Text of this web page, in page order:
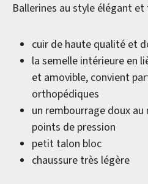
Ballerines au style élégant et
cuir de haute qualité et
la semelle intérieure en
et amovible, convient
orthopédiques
un rembourrage doux
points de pression
petit talon bloc
chaussure très légère